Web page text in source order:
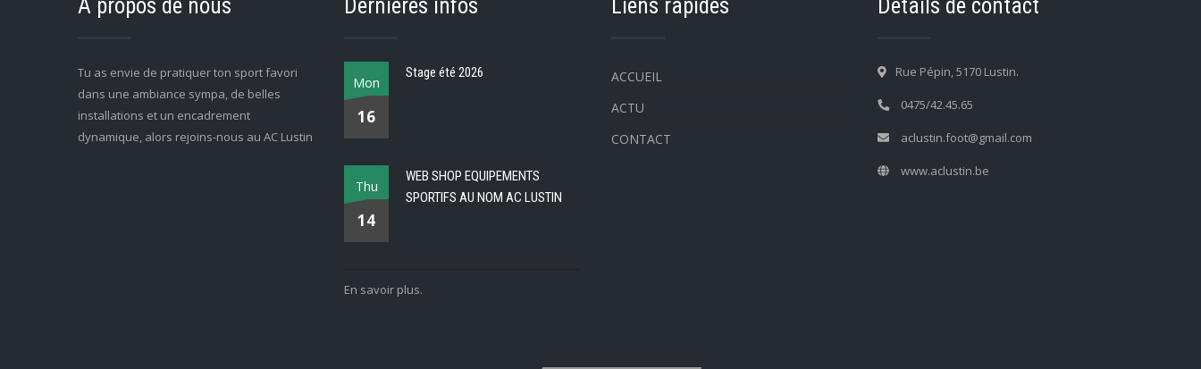
A propos de nous
Tu as envie de pratiquer ton sport favori
dans une ambiance sympa, de belles
installations et un encadrement
dynamique, alors rejoins-nous au AC Lustin
Dernières infos
Mon
16
Stage été 2026
Thu
14
WEB SHOP EQUIPEMENTS
SPORTIFS AU NOM AC LUSTIN
En savoir plus.
Liens rapides
ACCUEIL
ACTU
CONTACT
Détails de contact
Rue Pépin, 5170 Lustin.
0475/42.45.65
aclustin.foot@gmail.com
www.aclustin.be